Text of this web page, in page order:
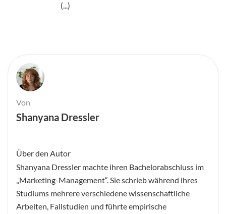
(...)
Von
Shanyana Dressler
Über den Autor
Shanyana Dressler machte ihren Bachelorabschluss im
„Marketing-Management“. Sie schrieb während ihres
Studiums mehrere verschiedene wissenschaftliche
Arbeiten, Fallstudien und führte empirische